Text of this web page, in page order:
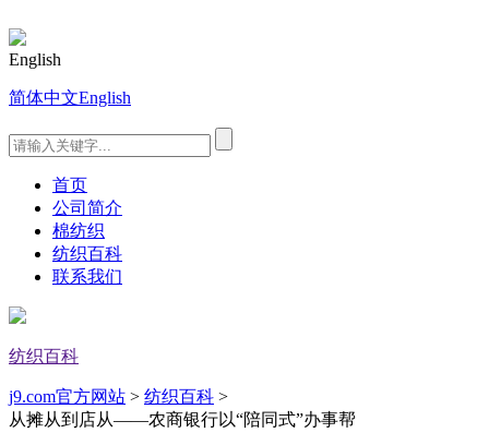
English
简体中文English
首页
公司简介
棉纺织
纺织百科
联系我们
纺织百科
j9.com官方网站 > 纺织百科 >
从摊从到店从——农商银行以“陪同式”办事帮